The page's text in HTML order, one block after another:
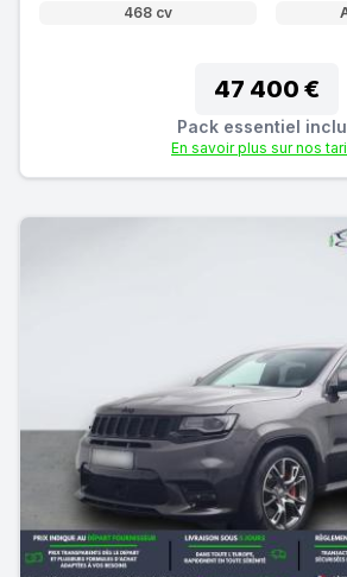
468 cv
47 400 €
Pack essentiel
En savoir plus sur nos